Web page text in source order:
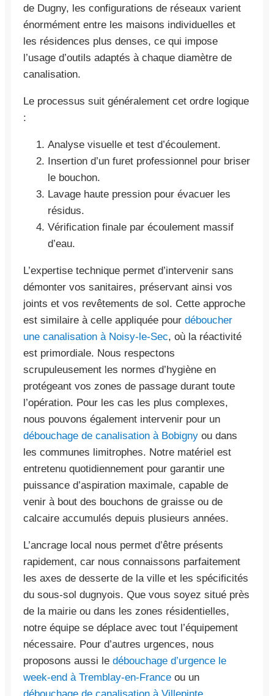
de Dugny, les configurations de réseaux varient
énormément entre les maisons individuelles et
les résidences plus denses, ce qui impose
l’usage d’outils adaptés à chaque diamètre de
canalisation.
Le processus suit généralement cet ordre logique
:
Analyse visuelle et test d’écoulement.
Insertion d’un furet professionnel pour briser
le bouchon.
Lavage haute pression pour évacuer les
résidus.
Vérification finale par écoulement massif
d’eau.
L’expertise technique permet d’intervenir sans
démonter vos sanitaires, préservant ainsi vos
joints et vos revêtements de sol. Cette approche
est similaire à celle appliquée pour déboucher
une canalisation à Noisy-le-Sec, où la réactivité
est primordiale. Nous respectons
scrupuleusement les normes d’hygiène en
protégeant vos zones de passage durant toute
l’opération. Pour les cas les plus complexes,
nous pouvons également intervenir pour un
débouchage de canalisation à Bobigny ou dans
les communes limitrophes. Notre matériel est
entretenu quotidiennement pour garantir une
puissance d’aspiration maximale, capable de
venir à bout des bouchons de graisse ou de
calcaire accumulés depuis plusieurs années.
L’ancrage local nous permet d’être présents
rapidement, car nous connaissons parfaitement
les axes de desserte de la ville et les spécificités
du sous-sol dugnyois. Que vous soyez situé près
de la mairie ou dans les zones résidentielles,
notre équipe se déplace avec tout l’équipement
nécessaire. Pour d’autres urgences, nous
proposons aussi le débouchage d’urgence le
week-end à Tremblay-en-France ou un